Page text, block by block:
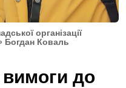
організації
Богдан Коваль
до